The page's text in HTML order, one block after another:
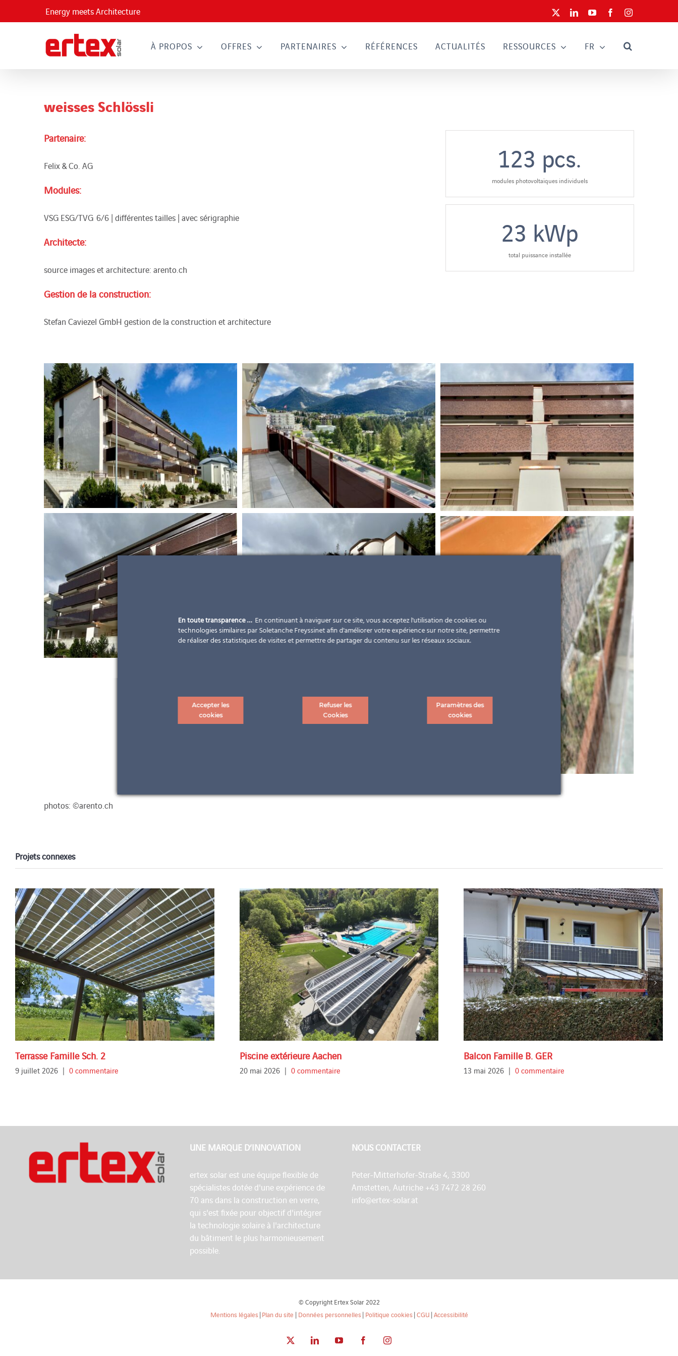
Energy meets Architecture LinkedInYouTubeFacebookInstagram
À PROPOS OFFRES PARTENAIRES RÉFÉRENCES ACTUALITÉS RESSOURCES FR
weisses Schlössli
Partenaire:
Felix & Co. AG
Modules:
VSG ESG/TVG 6/6 | différentes tailles | avec sérigraphie
Architecte:
source images et architecture: arento.ch
Gestion de la construction:
Stefan Caviezel GmbH gestion de la construction et architecture
123 pcs.
modules photovoltaïques individuels
23 kWp
total puissance installée
photos: ©arento.ch
Projets connexes
Terrasse Famille Sch. 2
9 juillet 2026 | 0 commentaire
Piscine extérieure Aachen
20 mai 2026 | 0 commentaire
Balcon Famille B. GER
13 mai 2026 | 0 commentaire
UNE MARQUE D’INNOVATION
ertex solar est une équipe flexible de
spécialistes dotée d'une expérience de
70 ans dans la construction en verre,
qui s'est fixée pour objectif d'intégrer
la technologie solaire à l'architecture
du bâtiment le plus harmonieusement
possible.
NOUS CONTACTER
Peter-Mitterhofer-Straße 4, 3300
Amstetten, Autriche +43 7472 28 260
info@ertex-solar.at
© Copyright Ertex Solar 2022
Mentions légales|Plan du site | Données personnelles| Politique cookies|CGU |Accessibilité
X LinkedInYouTubeFacebookInstagram
En toute transparence … En continuant à naviguer sur ce site, vous acceptez l'utilisation de cookies ou
technologies similaires par Soletanche Freyssinet afin d'améliorer votre expérience sur notre site, permettre
de réaliser des statistiques de visites et permettre de partager du contenu sur les réseaux sociaux.
Accepter les
cookies
Refuser les
Cookies
Paramètres des
cookies